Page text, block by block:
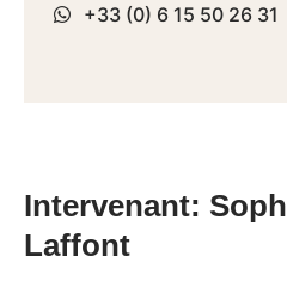
+33 (0) 6 15 50 26 31
Intervenant:
Laffont